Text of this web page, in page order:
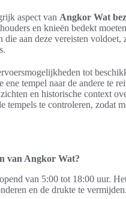
aspect van Angkor Wat
en knieën bedekt
die aan deze vereisten
tot
ene tempel naar de andere te
en historische context
tempels te controleren, zodat
van Angkor Wat?
van 5:00 tot 18:00 uur.
en de drukte te vermijden.